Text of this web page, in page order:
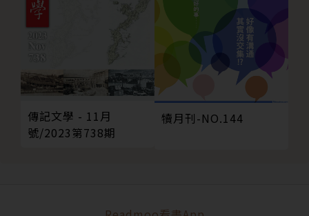
傳記文學 - 11月
號/2023第738期
犢月刊-NO.144